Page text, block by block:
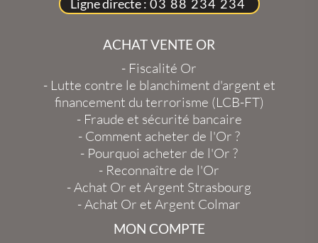
Ligne directe : 03 88 234 234
ACHAT VENTE OR
- Fiscalité Or
- Lutte contre le blanchiment d'argent et
financement du terrorisme (LCB-FT)
- Fraude et sécurité bancaire
- Comment acheter de l'Or ?
- Pourquoi acheter de l'Or ?
- Reconnaître de l'Or
-Achat Or et Argent Strasbourg
-Achat Or et Argent Colmar
MON COMPTE